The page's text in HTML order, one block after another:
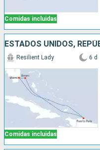
Comidas incluidas
Comidas incluidas
Resilient Lady 6 d